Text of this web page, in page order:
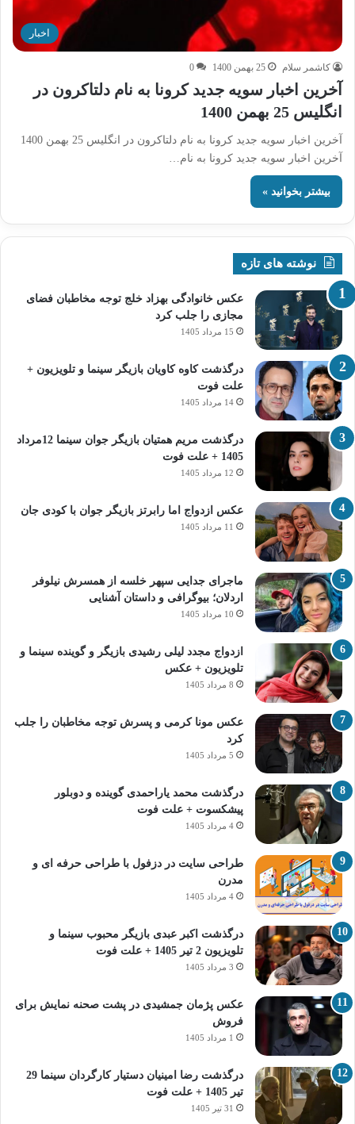
اخبار
کاشمر سلام 25 بهمن 1400 0
آخرین اخبار سویه جدید کرونا به نام دلتاکرون در
انگلیس 25 بهمن 1400
آخرین اخبار سویه جدید کرونا به نام دلتاکرون در انگلیس 25 بهمن 1400
آخرین اخبار سویه جدید کرونا به نام…
بیشتر بخوانید »
نوشته های تازه
عکس خانوادگی بهزاد خلج توجه مخاطبان فضای
مجازی را جلب کرد
15 مرداد 1405
درگذشت کاوه کاویان بازیگر سینما و تلویزیون +
علت فوت
14 مرداد 1405
درگذشت مریم همتیان بازیگر جوان سینما 12مرداد
1405 + علت فوت
12 مرداد 1405
عکس ازدواج اما رابرتز بازیگر جوان با کودی جان
11 مرداد 1405
ماجرای جدایی سپهر خلسه از همسرش نیلوفر
اردلان؛ بیوگرافی و داستان آشنایی
10 مرداد 1405
ازدواج مجدد لیلی رشیدی بازیگر و گوینده سینما و
تلویزیون + عکس
8 مرداد 1405
عکس مونا کرمی و پسرش توجه مخاطبان را جلب
کرد
5 مرداد 1405
درگذشت محمد یاراحمدی گوینده و دوبلور
پیشکسوت + علت فوت
4 مرداد 1405
طراحی سایت در دزفول با طراحی حرفه‌ ای و
مدرن
4 مرداد 1405
درگذشت اکبر عبدی بازیگر محبوب سینما و
تلویزیون 2 تیر 1405 + علت فوت
3 مرداد 1405
عکس پژمان جمشیدی در پشت صحنه نمایش برای
فروش
1 مرداد 1405
درگذشت رضا امینیان دستیار کارگردان سینما 29
تیر 1405 + علت فوت
31 تیر 1405